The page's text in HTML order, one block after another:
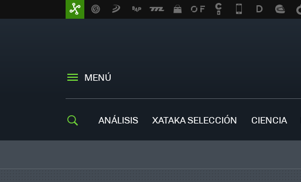
MENÚ
ANÁLISIS XATAKA SELECCIÓN CIENCIA